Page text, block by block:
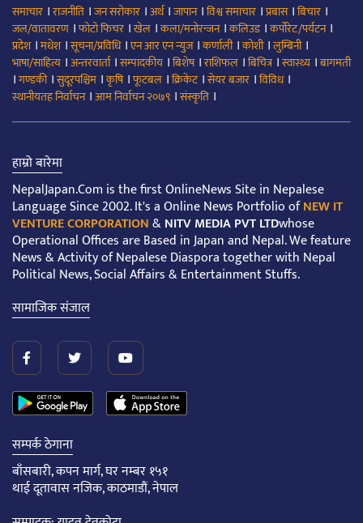
समाचार ।राजनीति ।जन सरोकार ।अर्थ।जापान।विश्व समाचार ।प्रबास।बिचार ।
जल/वातावरण ।फोटो फिचर ।खेल ।कला/मनोरन्जन।कलिउड।कर्पोरेट/पर्यटन।
प्रदेश।मधेश।सूचना/प्रविधि।एन आर एन न्युज।कर्णाली।कोशी।लुम्बिनी।
भाषा/साहित्य ।अन्तरवार्ता।सम्पादकीय ।बिशेष।राशिफल ।बिचित्र।स्वास्थ्य ।बागमती
।गण्डकी।सुदूरपश्चिम ।कृषि।फूटबल ।क्रिकेट।सेयर बजार ।विविध।
स्थानीयतह निर्वाचन।आम निर्वाचन २०७९ ।संस्कृति ।
हाम्रो बारेमा
NepalJapan.Com is the first OnlineNews Site in Nepalese
Language Since 2002. It's a Online News Portfolio ofNEW IT
VENTURE CORPORATION&NITV MEDIA PVT LTDwhose
Operational Offices are Based in Japan and Nepal. We feature
News & Activity of Nepalese Diaspora together with Nepal
Political News, Social Affairs & Entertainment Stuffs.
सामाजिक संजाल
सम्पर्क ठेगाना
बाँसबारी, कपन मार्ग, घर नम्बर १५१
थाई दूतावास नजिक, काठमाडौं, नेपाल